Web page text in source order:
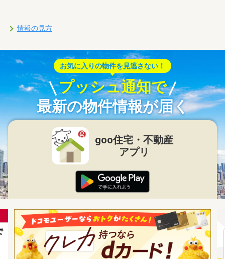
情報の見方
お気に入りの物件を見逃さない！
プッシュ通知で
最新の物件情報が届く
goo住宅・不動産
アプリ